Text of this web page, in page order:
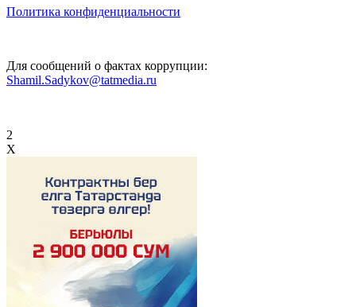
Политика конфиденциальности
Для сообщений о фактах коррупции:
Shamil.Sadykov@tatmedia.ru
2
X